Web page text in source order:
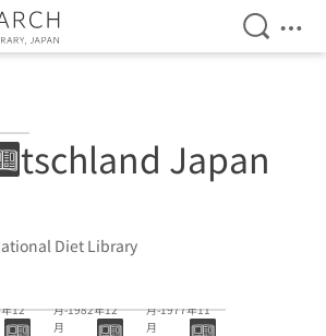
Open
Japan
Diet Library
12
月-1982年12
月
月-1977年11
月